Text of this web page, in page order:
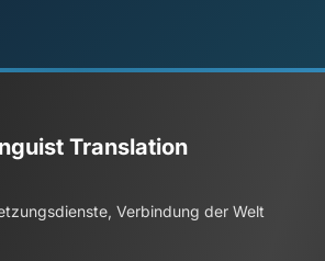
Translation
Verbindung der Welt